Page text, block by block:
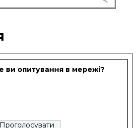
ви опитування в мережі?